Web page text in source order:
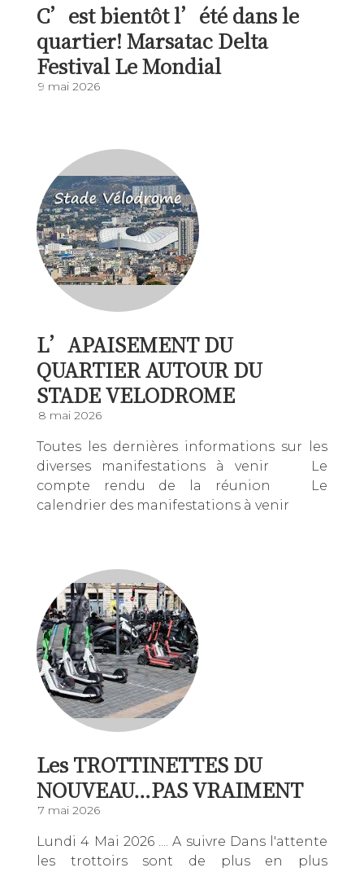
C’est bientôt l’été dans le
quartier! Marsatac Delta
Festival Le Mondial
9 mai 2026
L’APAISEMENT DU
QUARTIER AUTOUR DU
STADE VELODROME
8 mai 2026
Toutes les dernières informations sur les
diverses manifestations à venir Le
compte rendu de la réunion Le
calendrier des manifestations à venir
Les TROTTINETTES DU
NOUVEAU…PAS VRAIMENT
7 mai 2026
Lundi 4 Mai 2026 .... A suivre Dans l'attente
les trottoirs sont de plus en plus